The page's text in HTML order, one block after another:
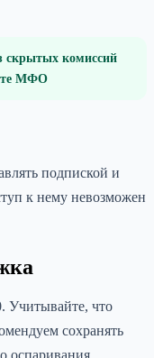
скрытых комиссий
МФО
подпиской и
к нему невозможен
Учитывайте, что
сохранять
оспаривания.